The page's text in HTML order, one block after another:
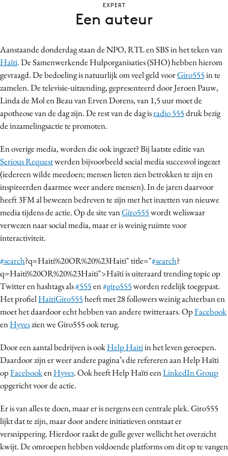
Contentmarketing
Customer Experience
Data & Insights
Design
Digital transformation
Diversiteit
Effectiviteit
Gedragsverandering
Influencer marketing
Interne communicatie
Martech
Media
Programmatic
Purpose Marketing
Reputatie & crisis
Aanstaande donderdag staan de NPO, RTL en SBS in het teken van
Haïti. De Samenwerkende Hulporganisaties (SHO) hebben hierom
gevraagd. De bedoeling is natuurlijk om veel geld voorGiro555in te
zamelen. De televisie-uitzending, gepresenteerd door Jeroen Pauw,
Linda de Mol en Beau van Erven Dorens, van 1,5 uur moet de
apotheose van de dag zijn. De rest van de dag isradio 555druk bezig
de inzamelingsactie te promoten.
En overige media, worden die ook ingezet? Bij laatste editie van
Serious Requestwerden bijvoorbeeld social media succesvol ingezet
(iedereen wilde meedoen; mensen lieten zien betrokken te zijn en
inspireerden daarmee weer andere mensen). In de jaren daarvoor
heeft 3FM al bewezen bedreven te zijn met het inzetten van nieuwe
media tijdens de actie. Op de site vanGiro555wordt weliswaar
verwezen naar social media, maar er is weinig ruimte voor
interactiviteit.
#search?q=Haiti%20OR%20%23Haiti" title="#search?
q=Haiti%20OR%20%23Haiti">Haïti is uiteraard trending topic op
Twitter en hashtags als#555en#giro555worden redelijk toegepast.
Het profielHaitiGiro555heeft met 28 followers weinig achterban en
moet het daardoor echt hebben van andere twitteraars. OpFacebook
enHyveszien we Giro555 ook terug.
Door een aantal bedrijven is ookHelp Haitiin het leven geroepen.
Daardoor zijn er weer andere pagina’s die refereren aan Help Haïti
opFacebookenHyves. Ook heeft Help Haïti eenLinkedIn Group
opgericht voor de actie.
Er is van alles te doen, maar er is nergens een centrale plek. Giro555
lijkt dat te zijn, maar door andere initiatieven ontstaat er
versnippering. Hierdoor raakt de gulle gever wellicht het overzicht
kwijt. De omroepen hebben voldoende platforms om dit op te vangen
EXPERT
Een auteur